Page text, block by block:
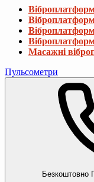
Масажні
Пульсометри
Безкоштовно